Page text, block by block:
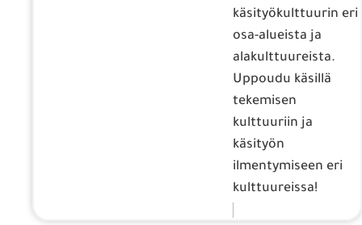
käsityökulttuurin eri
osa-alueista ja
alakulttuureista.
Uppoudu käsillä
tekemisen
kulttuuriin ja
käsityön
ilmentymiseen eri
kulttuureissa!